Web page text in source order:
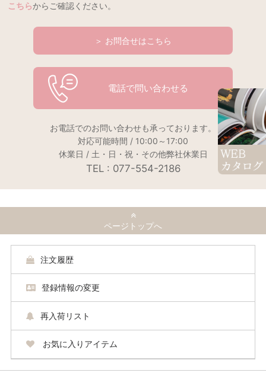
こちらからご確認ください。
＞ お問合せはこちら
電話で問い合わせる
お電話でのお問い合わせも承っております。
対応可能時間 / 10:00～17:00
休業日 / 土・日・祝・その他弊社休業日
TEL : 077-554-2186
ページトップへ
注文履歴
登録情報の変更
再入荷リスト
お気に入りアイテム